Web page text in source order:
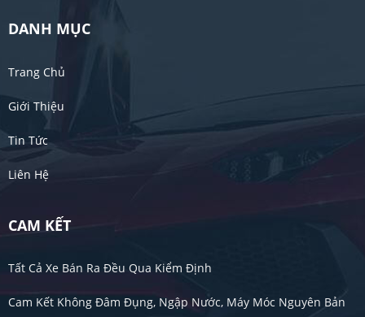
DANH MỤC
Trang Chủ
Giới Thiệu
Tin Tức
Liên Hệ
CAM KẾT
Tất Cả Xe Bán Ra Đều Qua Kiểm Định
Cam Kết Không Đâm Đụng, Ngập Nước, Máy Móc Nguyên Bản